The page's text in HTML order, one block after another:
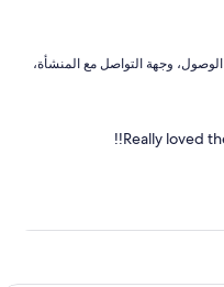
عناصر نالت الإعجاب: ⁦النظافة⁩، و⁦تسجيل الوصول⁩، و⁦جهة التواصل مع المنشأة⁩،
Really loved